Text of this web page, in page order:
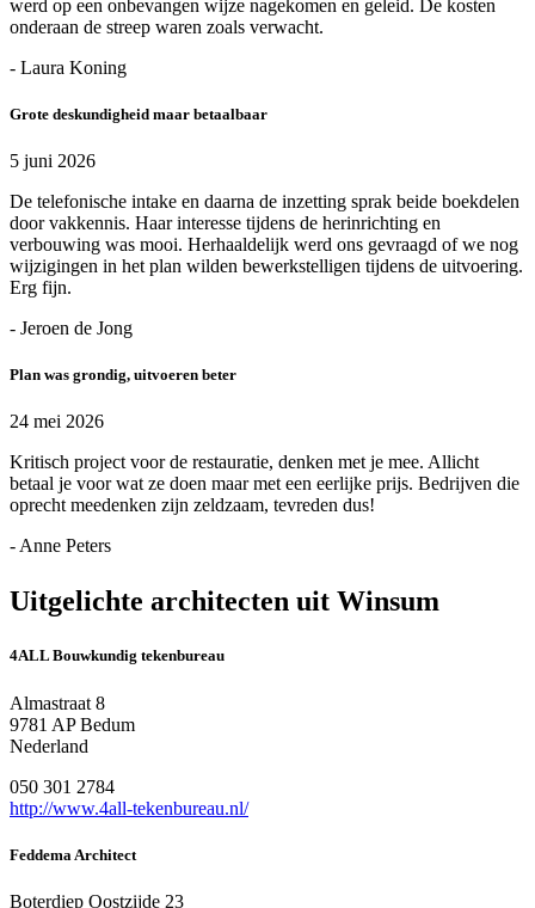
werd op een onbevangen wijze nagekomen en geleid. De kosten
onderaan de streep waren zoals verwacht.
- Laura Koning
Grote deskundigheid maar betaalbaar
5 juni 2026
De telefonische intake en daarna de inzetting sprak beide boekdelen
door vakkennis. Haar interesse tijdens de herinrichting en
verbouwing was mooi. Herhaaldelijk werd ons gevraagd of we nog
wijzigingen in het plan wilden bewerkstelligen tijdens de uitvoering.
Erg fijn.
- Jeroen de Jong
Plan was grondig, uitvoeren beter
24 mei 2026
Kritisch project voor de restauratie, denken met je mee. Allicht
betaal je voor wat ze doen maar met een eerlijke prijs. Bedrijven die
oprecht meedenken zijn zeldzaam, tevreden dus!
- Anne Peters
Uitgelichte architecten uit Winsum
4ALL Bouwkundig tekenbureau
Almastraat 8
9781 AP Bedum
Nederland
050 301 2784
http://www.4all-tekenbureau.nl/
Feddema Architect
Boterdiep Oostzijde 23